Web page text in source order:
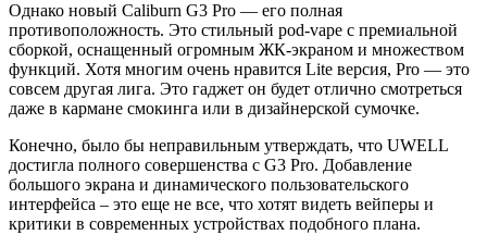
Однако новый Caliburn G3 Pro — его полная
противоположность. Это стильный pod-vape с премиальной
сборкой, оснащенный огромным ЖК-экраном и множеством
функций. Хотя многим очень нравится Lite версия, Pro — это
совсем другая лига. Это гаджет он будет отлично смотреться
даже в кармане смокинга или в дизайнерской сумочке.
Конечно, было бы неправильным утверждать, что UWELL
достигла полного совершенства с G3 Pro. Добавление
большого экрана и динамического пользовательского
интерфейса – это еще не все, что хотят видеть вейперы и
критики в современных устройствах подобного плана.